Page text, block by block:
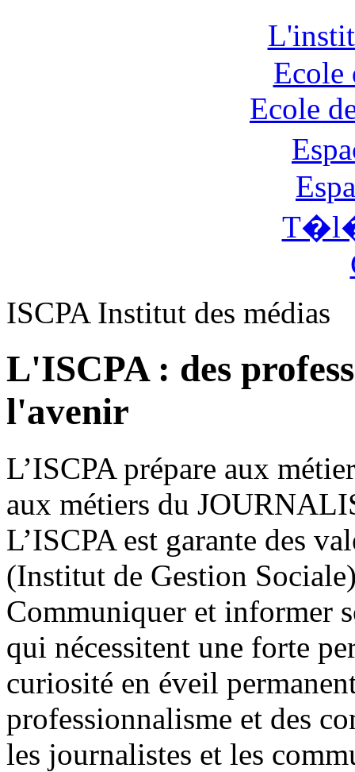
Ecole
Ecole
ISCPA Institut des médias
L'ISCPA : des
l'avenir
L’ISCPA prépare aux
aux métiers du
L’ISCPA est garante des
(Institut de Gestion
Communiquer et informer
qui nécessitent une forte
curiosité en éveil
professionnalisme et des
les journalistes et les